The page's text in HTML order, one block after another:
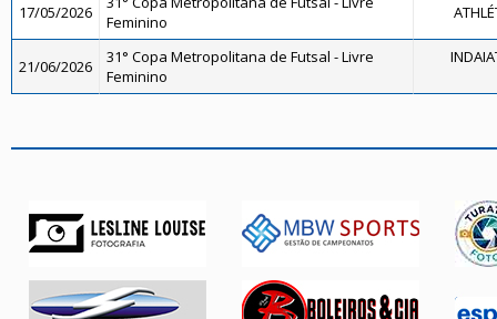
17/05/2026
Feminino
21/06/2026
31° Copa Metropolitana de Futsal - Livre
Feminino